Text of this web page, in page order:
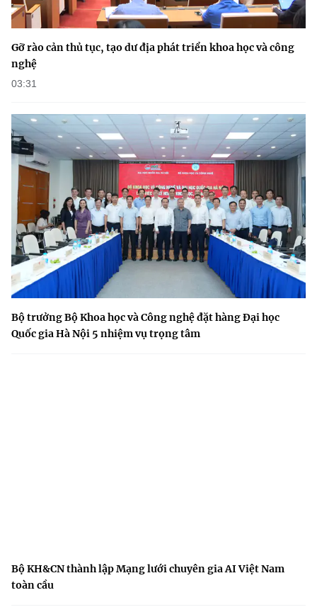
Gỡ rào cản thủ tục, tạo dư địa phát triển khoa học và công
nghệ
03:31
Bộ trưởng Bộ Khoa học và Công nghệ đặt hàng Đại học
Quốc gia Hà Nội 5 nhiệm vụ trọng tâm
Bộ KH&CN thành lập Mạng lưới chuyên gia AI Việt Nam
toàn cầu